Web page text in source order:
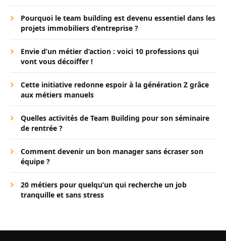
Pourquoi le team building est devenu essentiel dans les
projets immobiliers d’entreprise ?
Envie d’un métier d’action : voici 10 professions qui
vont vous décoiffer !
Cette initiative redonne espoir à la génération Z grâce
aux métiers manuels
Quelles activités de Team Building pour son séminaire
de rentrée ?
Comment devenir un bon manager sans écraser son
équipe ?
20 métiers pour quelqu’un qui recherche un job
tranquille et sans stress